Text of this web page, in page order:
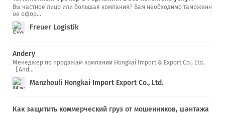
Вы частное лицо или большая компания? Вам необходимо таможенн
ое офор...
Freuer Logistik
Andery
Менеджер по продажам компании Hongkai Import & Export Co., Ltd.
【And...
Manzhouli Hongkai Import Export Co., Ltd.
Как защитить коммерческий груз от мошенников, шантажа